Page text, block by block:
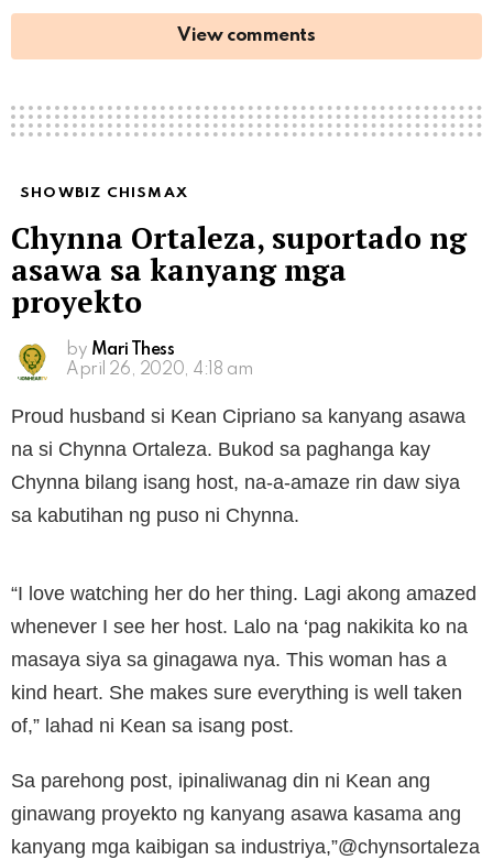
View comments
SHOWBIZ CHISMAX
Chynna Ortaleza, suportado ng
asawa sa kanyang mga
proyekto
by Mari Thess
April 26, 2020, 4:18 am
Proud husband si Kean Cipriano sa kanyang asawa
na si Chynna Ortaleza. Bukod sa paghanga kay
Chynna bilang isang host, na-a-amaze rin daw siya
sa kabutihan ng puso ni Chynna.
“I love watching her do her thing. Lagi akong amazed
whenever I see her host. Lalo na ‘pag nakikita ko na
masaya siya sa ginagawa nya. This woman has a
kind heart. She makes sure everything is well taken
of,” lahad ni Kean sa isang post.
Sa parehong post, ipinaliwanag din ni Kean ang
ginawang proyekto ng kanyang asawa kasama ang
kanyang mga kaibigan sa industriya,”@chynsortaleza